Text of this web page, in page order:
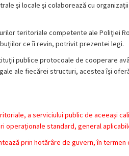
şi locale şi colaborează cu
teritoriale competente ale Poliţiei
ce îi revin, potrivit prezentei legi.
publice protocoale de cooperare
ale fiecărei structuri, acestea îşi
a serviciului public de aceeași
operaționale standard, general
prin hotărâre de guvern, în termen